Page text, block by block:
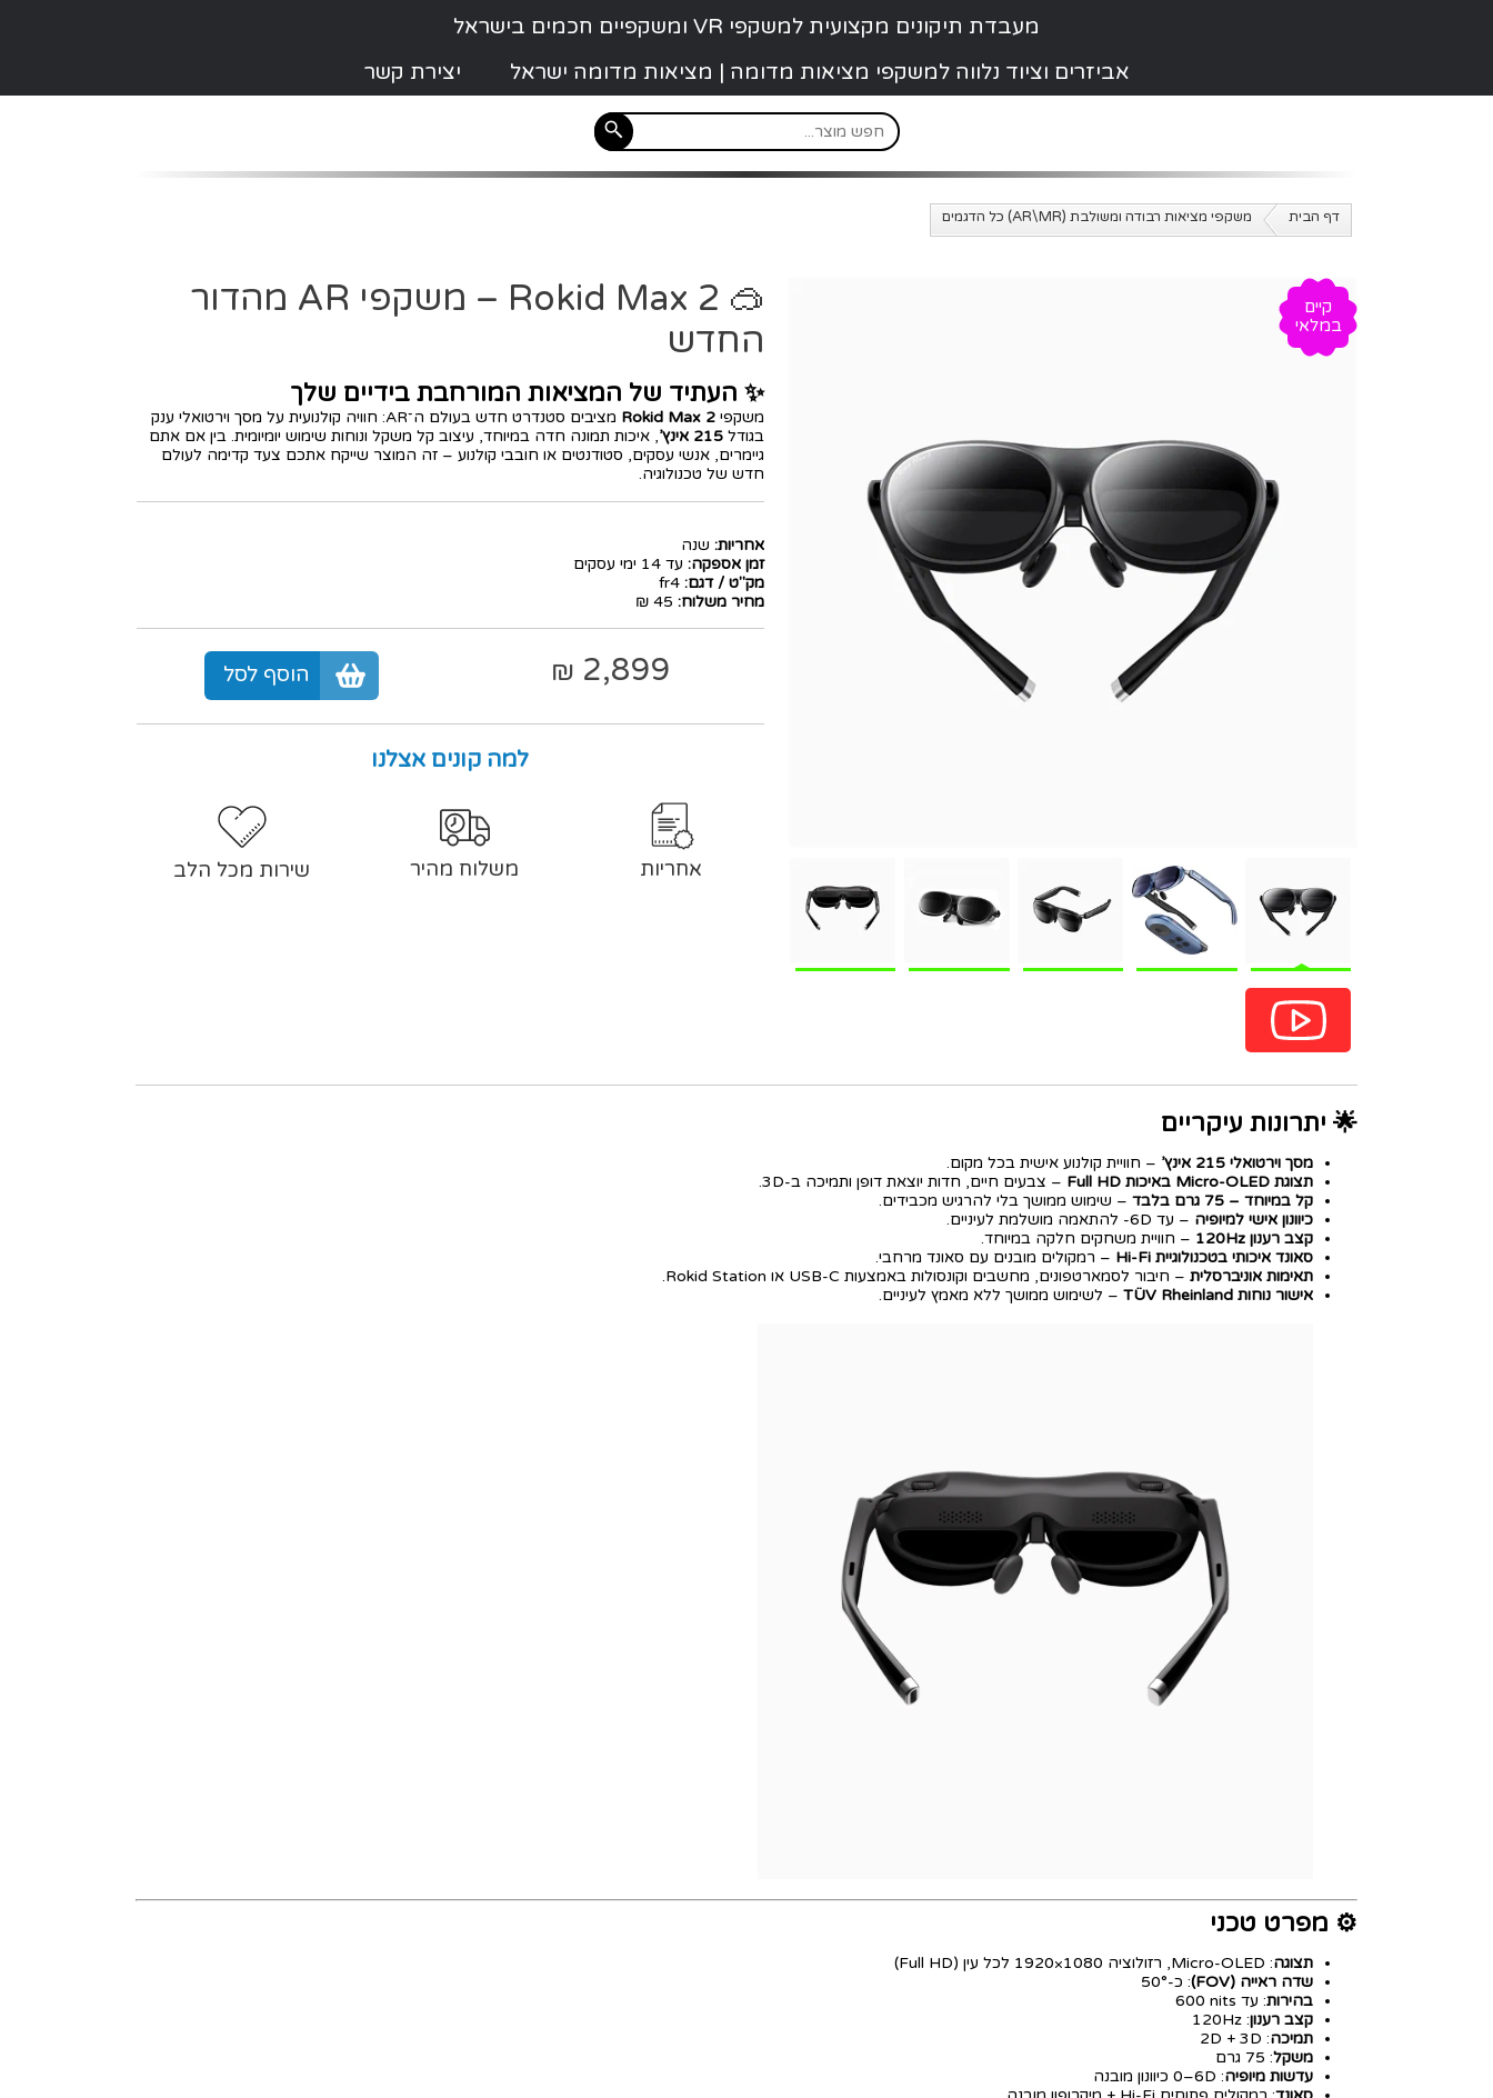
מעבדת תיקונים מקצועית למשקפי VR ומשקפיים חכמים בישראל
אביזרים וציוד נלווה למשקפי מציאות מדומה | מציאות מדומה ישראל
יצירת קשר
דף הבית משקפי מציאות רבודה ומשולבת (AR\MR) כל הדגמים
קיים
במלאי
🥽 Rokid Max 2 – משקפי AR מהדור
החדש
✨ העתיד של המציאות המורחבת בידיים שלך
משקפיRokid Max 2
מציבים סטנדרט חדש בעולם ה־AR: חוויה קולנועית על מסך וירטואלי ענק
בגודל215 אינץ’
, איכות תמונה חדה במיוחד, עיצוב קל משקל ונוחות שימוש יומיומית. בין אם אתם
גיימרים, אנשי עסקים, סטודנטים או חובבי קולנוע – זה המוצר שייקח אתכם צעד קדימה לעולם
חדש של טכנולוגיה.
אחריות: שנה
זמן אספקה: עד 14 ימי עסקים
מק"ט / דגם: fr4
מחיר משלוח: 45 ₪
2,899
₪ הוסף לסל
למה קונים אצלנו
אחריות משלוח מהיר שירות מכל הלב
🌟 יתרונות עיקריים
מסך וירטואלי 215 אינץ’
– חוויית קולנוע אישית בכל מקום.
תצוגת Micro-OLED באיכות Full HD
– צבעים חיים, חדות יוצאת דופן ותמיכה ב-3D.
קל במיוחד – 75 גרם בלבד
– שימוש ממושך בלי להרגיש מכבידים.
כיוונון אישי למיופיה – עד ‎-6D להתאמה מושלמת לעיניים.
קצב רענון 120Hz
– חוויית משחקים חלקה במיוחד.
סאונד איכותי בטכנולוגיית Hi-Fi
– רמקולים מובנים עם סאונד מרחבי.
תאימות אוניברסלית – חיבור לסמארטפונים, מחשבים וקונסולות באמצעות USB-C או Rokid Station.
אישור נוחות TÜV Rheinland
– לשימוש ממושך ללא מאמץ לעיניים.
⚙️ מפרט טכני
תצוגה: Micro-OLED, רזולוציה ‎1920×1080 לכל עין (Full HD)
שדה ראייה (FOV)
: כ-50°
בהירות: עד ‎600 nits
קצב רענון: 120Hz
תמיכה: 2D + 3D
משקל: 75 גרם
עדשות מיופיה: ‎0–6D כיוונון מובנה